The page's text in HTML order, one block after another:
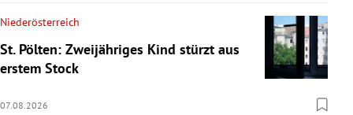
Niederösterreich
St. Pölten: Zweijähriges Kind stürzt aus
erstem Stock
07.08.2026